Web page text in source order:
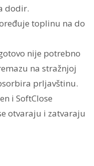
dodir.
toplinu na do
nije potrebno
na stražnjoj
prljavštinu.
i SoftClose
otvaraju i zatvaraju